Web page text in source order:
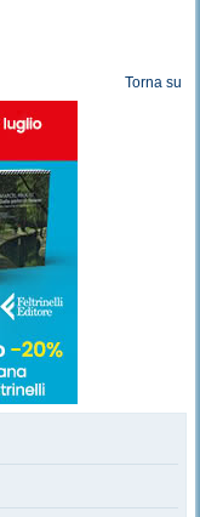
Torna su